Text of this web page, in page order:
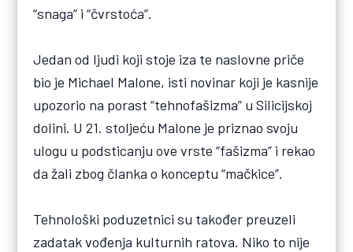
“snaga” i “čvrstoća”.
Jedan od ljudi koji stoje iza te naslovne priče
bio je Michael Malone, isti novinar koji je kasnije
upozorio na porast “tehnofašizma” u Silicijskoj
dolini. U 21. stoljeću Malone je priznao svoju
ulogu u podsticanju ove vrste “fašizma” i rekao
da žali zbog članka o konceptu “mačkice”.
Tehnološki poduzetnici su također preuzeli
zadatak vođenja kulturnih ratova. Niko to nije